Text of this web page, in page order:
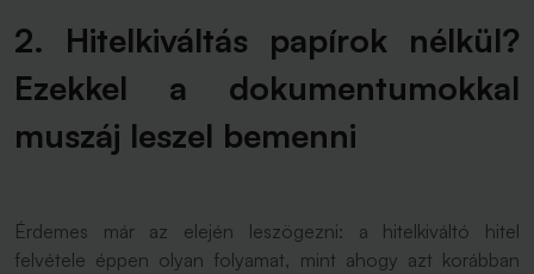
2. Hitelkiváltás papírok nélkül?
Ezekkel a dokumentumokkal
muszáj leszel bemenni
Érdemes már az elején leszögezni: a hitelkiváltó hitel
felvétele éppen olyan folyamat, mint ahogy azt korábban